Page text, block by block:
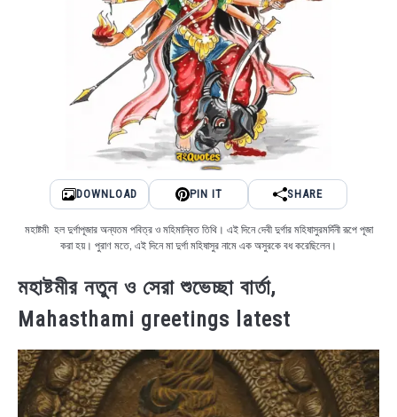
DOWNLOAD PIN IT SHARE
মহাষ্টমী হল দুর্গাপূজার অন্যতম পবিত্র ও মহিমান্বিত তিথি। এই দিনে দেবী দুর্গার মহিষাসুরমর্দিনী রূপে পূজা
করা হয়। পুরাণ মতে, এই দিনে মা দুর্গা মহিষাসুর নামে এক অসুরকে বধ করেছিলেন।
মহাষ্টমীর নতুন ও সেরা শুভেচ্ছা বার্তা,
Mahasthami greetings latest